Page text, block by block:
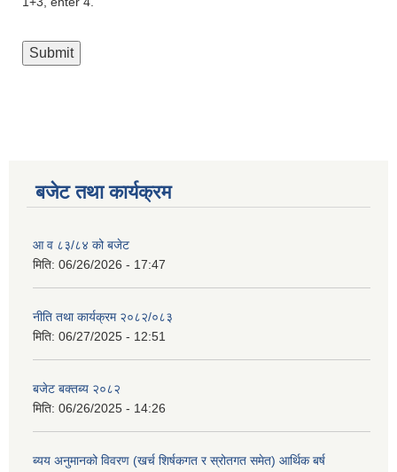
बजेट तथा कार्यक्रम
आ व ८३/८४ को बजेट
मिति: 06/26/2026 - 17:47
नीति तथा कार्यक्रम २०८२/०८३
मिति: 06/27/2025 - 12:51
बजेट बक्तब्य २०८२
मिति: 06/26/2025 - 14:26
ब्यय अनुमानको विवरण (खर्च शिर्षकगत र स्रोतगत समेत) आर्थिक बर्ष